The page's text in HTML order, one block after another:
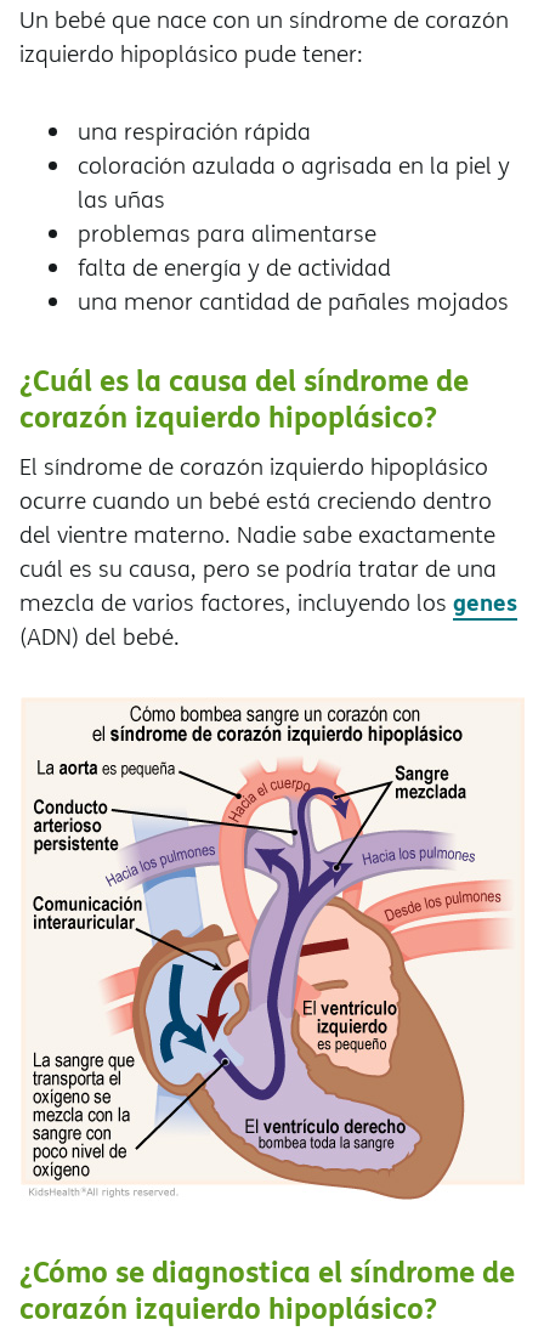
Un bebé que nace con un síndrome de corazón
izquierdo hipoplásico pude tener:
una respiración rápida
coloración azulada o agrisada en la piel y
las uñas
problemas para alimentarse
falta de energía y de actividad
una menor cantidad de pañales mojados
¿Cuál es la causa del síndrome de
corazón izquierdo hipoplásico?
El síndrome de corazón izquierdo hipoplásico
ocurre cuando un bebé está creciendo dentro
del vientre materno. Nadie sabe exactamente
cuál es su causa, pero se podría tratar de una
mezcla de varios factores, incluyendo los genes
(ADN) del bebé.
¿Cómo se diagnostica el síndrome de
corazón izquierdo hipoplásico?